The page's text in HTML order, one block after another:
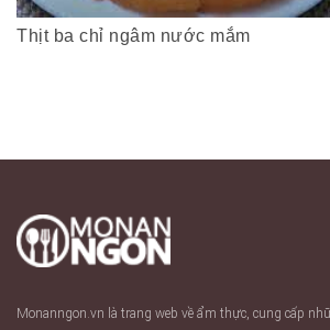
Thịt ba chỉ ngâm nước mắm
Monanngon.vn là trang web về ẩm thực, cung cấp